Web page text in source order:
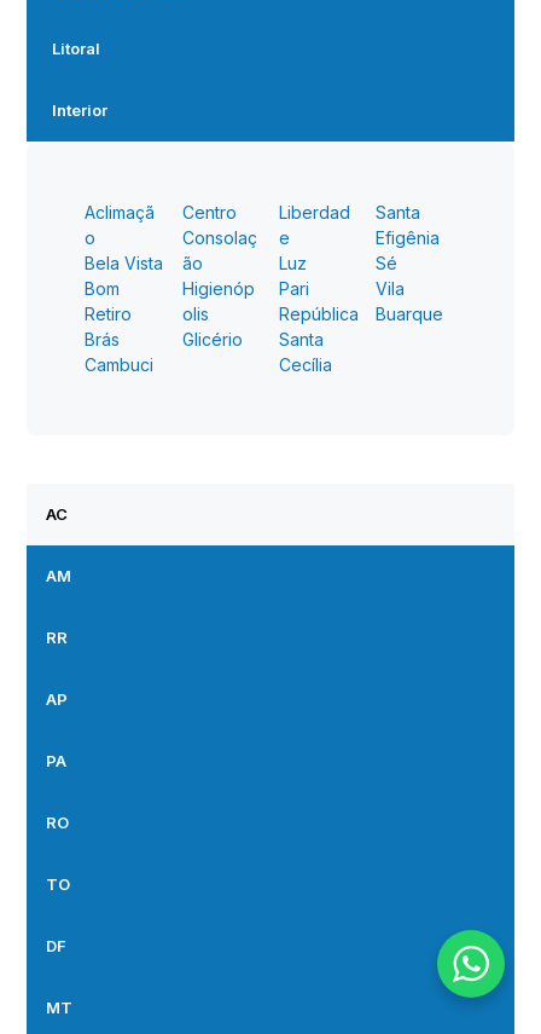
Litoral
Interior
Aclimaçã
o
Bela Vista
Bom
Retiro
Brás
Cambuci
Centro
Consolaç
ão
Higienóp
olis
Glicério
Liberdad
e
Luz
Pari
República
Santa
Cecília
Santa
Efigênia
Sé
Vila
Buarque
AC
AM
RR
AP
PA
RO
TO
DF
MT